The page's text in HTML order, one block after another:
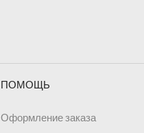
ПОМОЩЬ
Оформление заказа